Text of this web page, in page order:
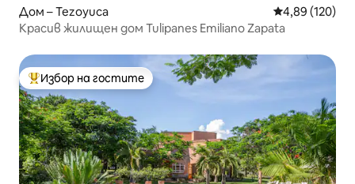
Дом – Tezoyuca Средна
4,89 (120)
Красив жилищен дом Tulipanes Emiliano Zapata
Най-популярен избор на гостите
Избор на гостите